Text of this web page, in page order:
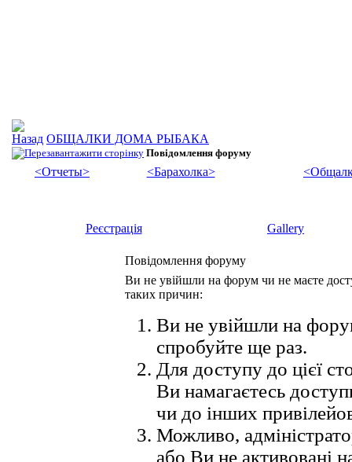
ОБЩАЛКИ ДОМА РЫБАКА
Повідомлення форуму
<Отчеты> <Барахолка>
Реєстрація Gallery
Повідомлення форуму
Ви не увійшли на форум чи не маєте
таких причин:
Ви не увійшли на
спробуйте ще раз.
Для доступу до цієї
Ви намагаєтесь
чи до інших
Можливо,
або Ви не активовані